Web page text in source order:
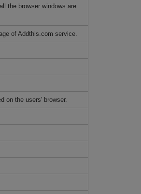
the browser windows are
of Addthis.com service.
on the users' browser.